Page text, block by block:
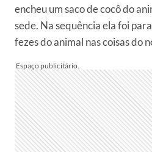
encheu um saco de cocô do
sede. Na sequência ela foi
fezes do animal nas coisas do